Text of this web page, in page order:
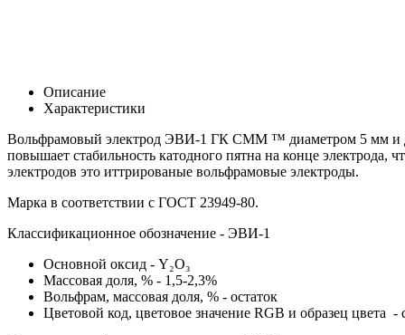
Описание
Характеристики
Вольфрамовый электрод ЭВИ-1 ГК СММ ™ диаметром 5 мм и
повышает стабильность катодного пятна на конце
электродов это иттрированые вольфрамовые электроды.
Марка в соответствии с ГОСТ 23949-80.
Классификационное обозначение - ЭВИ-1
Основной оксид - Y₂O₃
Массовая доля, % - 1,5-2,3%
Вольфрам, массовая доля, % - остаток
Цветовой код, цветовое значение RGB и образец цвета -